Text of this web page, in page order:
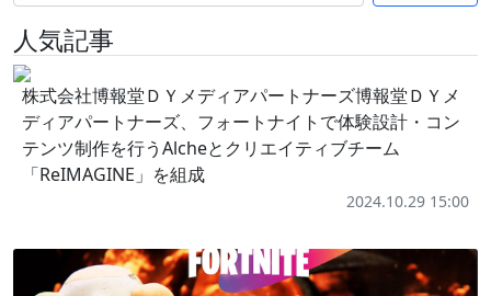
人気記事
株式会社博報堂ＤＹメディアパートナーズ博報堂ＤＹメ
ディアパートナーズ、フォートナイトで体験設計・コン
テンツ制作を行うAlcheとクリエイティブチーム
「ReIMAGINE」を組成
2024.10.29 15:00